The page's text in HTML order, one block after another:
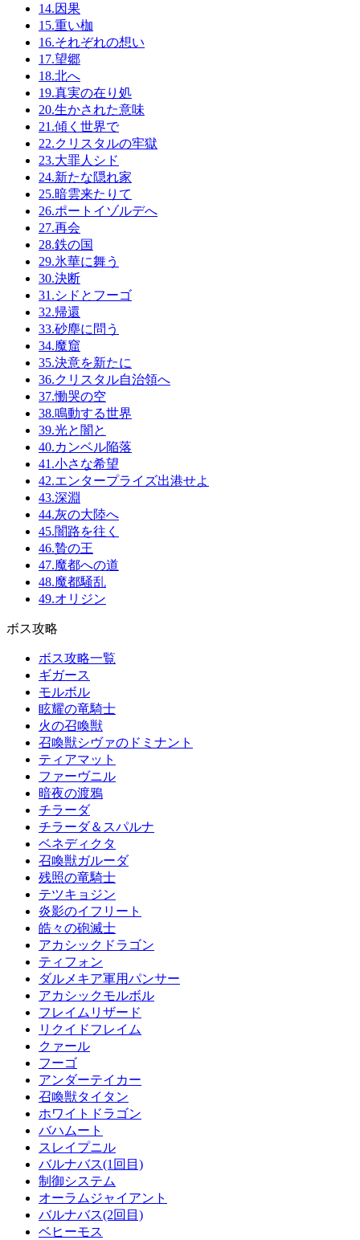
14.因果
15.重い枷
16.それぞれの想い
17.望郷
18.北へ
19.真実の在り処
20.生かされた意味
21.傾く世界で
22.クリスタルの牢獄
23.大罪人シド
24.新たな隠れ家
25.暗雲来たりて
26.ポートイゾルデへ
27.再会
28.鉄の国
29.氷華に舞う
30.決断
31.シドとフーゴ
32.帰還
33.砂塵に問う
34.魔窟
35.決意を新たに
36.クリスタル自治領へ
37.慟哭の空
38.鳴動する世界
39.光と闇と
40.カンベル陥落
41.小さな希望
42.エンタープライズ出港せよ
43.深淵
44.灰の大陸へ
45.闇路を往く
46.贄の王
47.魔都への道
48.魔都騒乱
49.オリジン
ボス攻略
ボス攻略一覧
ギガース
モルボル
眩耀の竜騎士
火の召喚獣
召喚獣シヴァのドミナント
ティアマット
ファーヴニル
暗夜の渡鴉
チラーダ
チラーダ＆スパルナ
ベネディクタ
召喚獣ガルーダ
残照の竜騎士
テツキョジン
炎影のイフリート
皓々の砲滅士
アカシックドラゴン
ティフォン
ダルメキア軍用パンサー
アカシックモルボル
フレイムリザード
リクイドフレイム
クァール
フーゴ
アンダーテイカー
召喚獣タイタン
ホワイトドラゴン
バハムート
スレイプニル
バルナバス(1回目)
制御システム
オーラムジャイアント
バルナバス(2回目)
ベヒーモス